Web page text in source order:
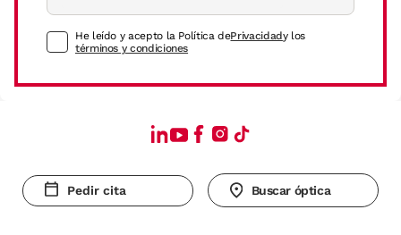
He leído y acepto la Política dePrivacidady los
términos y condiciones
Pedir cita Buscar óptica